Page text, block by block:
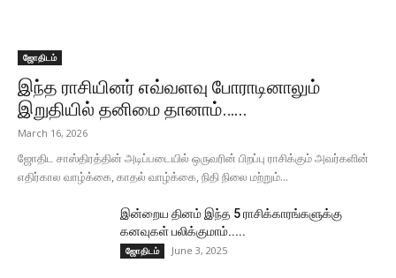
ஜோதிடம்
இந்த ராசியினர் எவ்வளவு போராடினாலும்
இறுதியில் தனிமை தானாம்…...
March 16, 2026
ஜோதிட சாஸ்திரத்தின் அடிப்படையில் ஒருவரின் பிறப்பு ராசிக்கும் அவர்களின்
எதிர்கால வாழ்க்கை, காதல் வாழ்க்கை, நிதி நிலை மற்றும்...
இன்றைய தினம் இந்த 5 ராசிக்காரங்களுக்கு
கனவுகள் பலிக்குமாம்.....
ஜோதிடம் June 3, 2025